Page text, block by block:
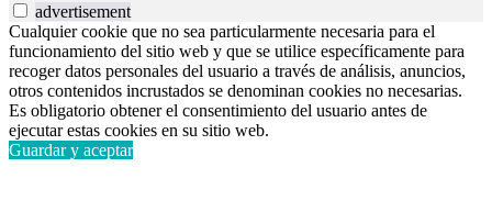
advertisement
Cualquier cookie que no sea particularmente necesaria para el
funcionamiento del sitio web y que se utilice específicamente para
recoger datos personales del usuario a través de análisis, anuncios,
otros contenidos incrustados se denominan cookies no necesarias.
Es obligatorio obtener el consentimiento del usuario antes de
ejecutar estas cookies en su sitio web.
Guardar y aceptar